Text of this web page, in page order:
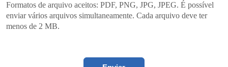
Formatos de arquivo aceitos: PDF, PNG, JPG, JPEG. É possível
enviar vários arquivos simultaneamente. Cada arquivo deve ter
menos de 2 MB.